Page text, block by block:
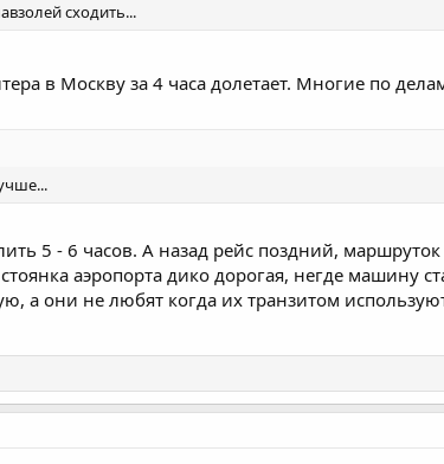
сходить...
в Москву за 4 часа долетает. Многие по
5 - 6 часов. А назад рейс поздний,
аэропорта дико дорогая, негде машину
а они не любят когда их транзитом